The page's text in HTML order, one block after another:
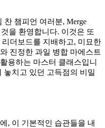
찬 챔피언 여러분, Merge
을 환영합니다. 이것은 또
더보드를 지배하고, 미묘한
진정한 과일 병합 마에스트
용하는 마스터 클래스입니
놓치고 있던 고득점의 비밀
, 이 기본적인 습관들을 내